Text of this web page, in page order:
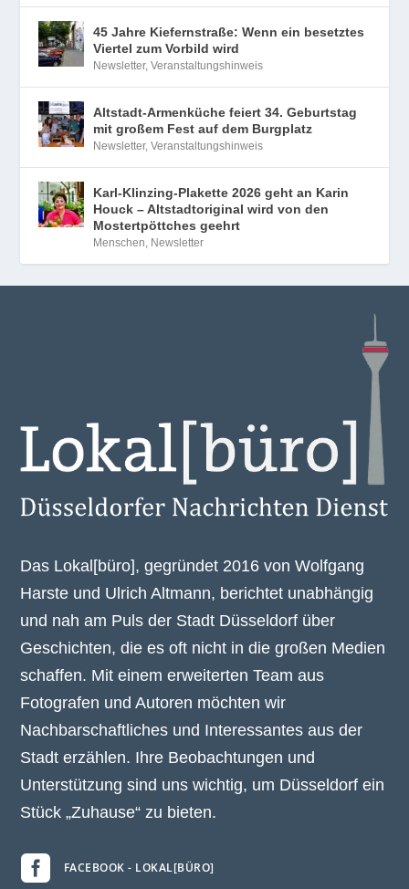
45 Jahre Kiefernstraße: Wenn ein besetztes
Viertel zum Vorbild wird
Newsletter,Veranstaltungshinweis
Altstadt-Armenküche feiert 34. Geburtstag
mit großem Fest auf dem Burgplatz
Newsletter,Veranstaltungshinweis
Karl-Klinzing-Plakette 2026 geht an Karin
Houck – Altstadtoriginal wird von den
Mostertpöttches geehrt
Menschen, Newsletter
Das Lokal[büro], gegründet 2016 von Wolfgang
Harste und Ulrich Altmann, berichtet unabhängig
und nah am Puls der Stadt Düsseldorf über
Geschichten, die es oft nicht in die großen Medien
schaffen. Mit einem erweiterten Team aus
Fotografen und Autoren möchten wir
Nachbarschaftliches und Interessantes aus der
Stadt erzählen. Ihre Beobachtungen und
Unterstützung sind uns wichtig, um Düsseldorf ein
Stück „Zuhause“ zu bieten.
 FACEBOOK - LOKAL[BÜRO]